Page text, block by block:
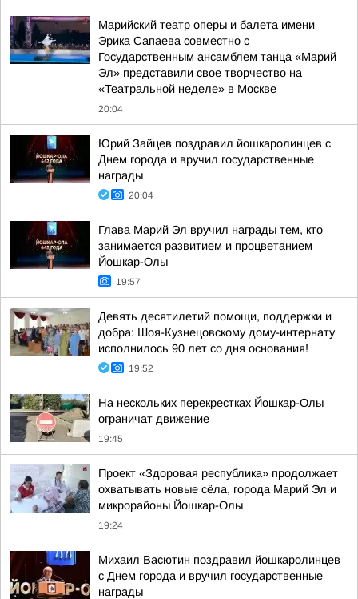
Марийский театр оперы и балета имени
Эрика Сапаева совместно с
Государственным ансамблем танца «Марий
Эл» представили свое творчество на
«Театральной неделе» в Москве
20:04
Юрий Зайцев поздравил йошкаролинцев с
Днем города и вручил государственные
награды
20:04
Глава Марий Эл вручил награды тем, кто
занимается развитием и процветанием
Йошкар-Олы
19:57
Девять десятилетий помощи, поддержки и
добра: Шоя-Кузнецовскому дому-интернату
исполнилось 90 лет со дня основания!
19:52
На нескольких перекрестках Йошкар-Олы
ограничат движение
19:45
Проект «Здоровая республика» продолжает
охватывать новые сёла, города Марий Эл и
микрорайоны Йошкар-Олы
19:24
Михаил Васютин поздравил йошкаролинцев
с Днем города и вручил государственные
награды